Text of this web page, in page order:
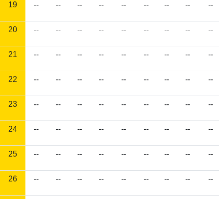
19 -- -- -- -- -- -- -- -- --
20 -- -- -- -- -- -- -- -- --
21 -- -- -- -- -- -- -- -- --
22 -- -- -- -- -- -- -- -- --
23 -- -- -- -- -- -- -- -- --
24 -- -- -- -- -- -- -- -- --
25 -- -- -- -- -- -- -- -- --
26 -- -- -- -- -- -- -- -- --